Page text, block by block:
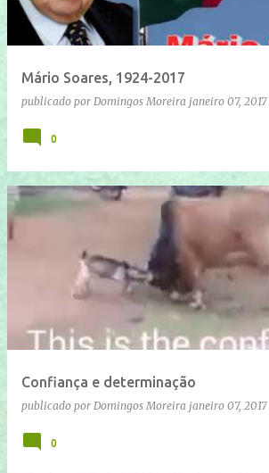
Mário Soares, 1924-2017
publicado por Domingos Moreira janeiro 07, 2017
0
Confiança e determinação
publicado por Domingos Moreira janeiro 07, 2017
0